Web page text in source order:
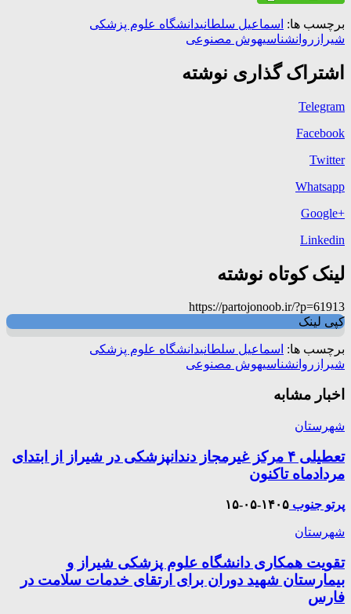
برچسب ها: اسماعیل سلطانیدانشگاه علوم پزشکی
شیراز روانشناسیهوش مصنوعی
اشتراک گذاری نوشته
Telegram
Facebook
Twitter
Whatsapp
+Google
Linkedin
لینک کوتاه نوشته
https://partojonoob.ir/?p=61913
کپی لینک
برچسب ها: اسماعیل سلطانیدانشگاه علوم پزشکی
شیراز روانشناسیهوش مصنوعی
اخبار مشابه
شهرستان
تعطیلی ۴ مرکز غیرمجاز دندانپزشکی در شیراز از ابتدای
مردادماه تاکنون
پرتو جنوب ۱۴۰۵-۰۵-۱۵
شهرستان
تقویت همکاری دانشگاه علوم پزشکی شیراز و
بیمارستان شهید دوران برای ارتقای خدمات سلامت در
فارس